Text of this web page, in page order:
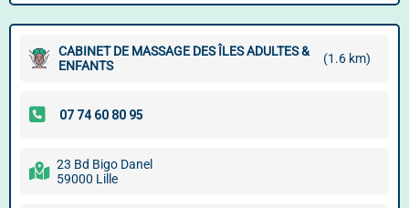
CABINET DE MASSAGE DES ÎLES ADULTES &
ENFANTS
(1.6 km)
23 Bd Bigo Danel
59000 Lille